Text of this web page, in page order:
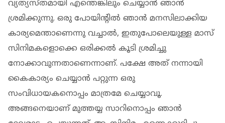
വ്യത്യസ്തമായി എന്തെങ്കിലും ചെയ്യാൻ ഞാൻ
ശ്രമിക്കുന്നു. ഒരു പോയിന്റിൽ ഞാൻ‌ മനസിലാക്കിയ
കാര്യമെന്താണെന്നു വച്ചാൽ, ഇതുപോലെയുള്ള മാസ്
സിനിമകളൊക്കെ ഒരിക്കൽ കൂടി ശ്രമിച്ചു
നോക്കാവുന്നതാണെന്നാണ്. പക്ഷേ അത് നന്നായി
കൈകാര്യം ചെയ്യാൻ പറ്റുന്ന ഒരു
സംവിധായകനൊപ്പം മാത്രമേ ചെയ്യാവൂ.
അങ്ങനെയാണ് മുത്തയ്യ സാറിനൊപ്പം ഞാൻ